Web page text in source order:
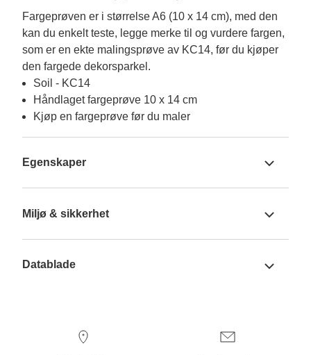
Fargeprøven er i størrelse A6 (10 x 14 cm), med den
kan du enkelt teste, legge merke til og vurdere fargen,
som er en ekte malingsprøve av KC14, før du kjøper
den fargede dekorsparkel.
Soil - KC14
Håndlaget fargeprøve 10 x 14 cm
Kjøp en fargeprøve før du maler
Egenskaper
Miljø & sikkerhet
Datablade